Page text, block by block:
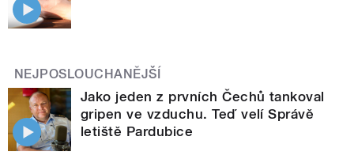
NEJPOSLOUCHANĚJŠÍ
Jako jeden z prvních Čechů tankoval
gripen ve vzduchu. Teď velí Správě
letiště Pardubice